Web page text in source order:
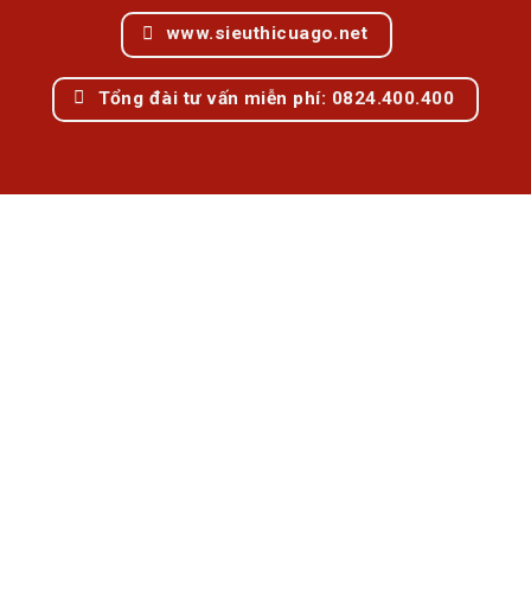
www.sieuthicuago.net
Tổng đài tư vấn miễn phí: 0824.400.400